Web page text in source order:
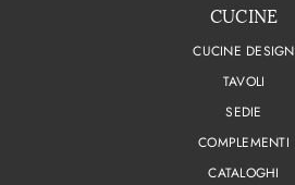
CUCINE
CUCINE DESIGN
TAVOLI
SEDIE
COMPLEMENTI
CATALOGHI